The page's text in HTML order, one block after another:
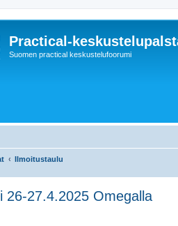
Practical-
Suomen practical keskustelufoorumi
Ilmoitustaulu
26-27.4.2025 Omegalla